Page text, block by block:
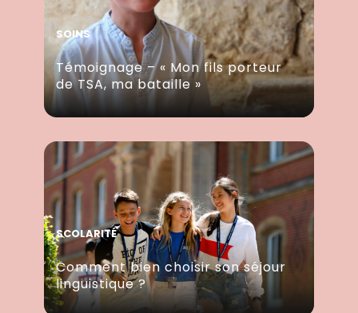
SOINS
Témoignage – « Mon fils porteur
de TSA, ma bataille »
SCOLARITÉ
Comment bien choisir son séjour
linguistique ?